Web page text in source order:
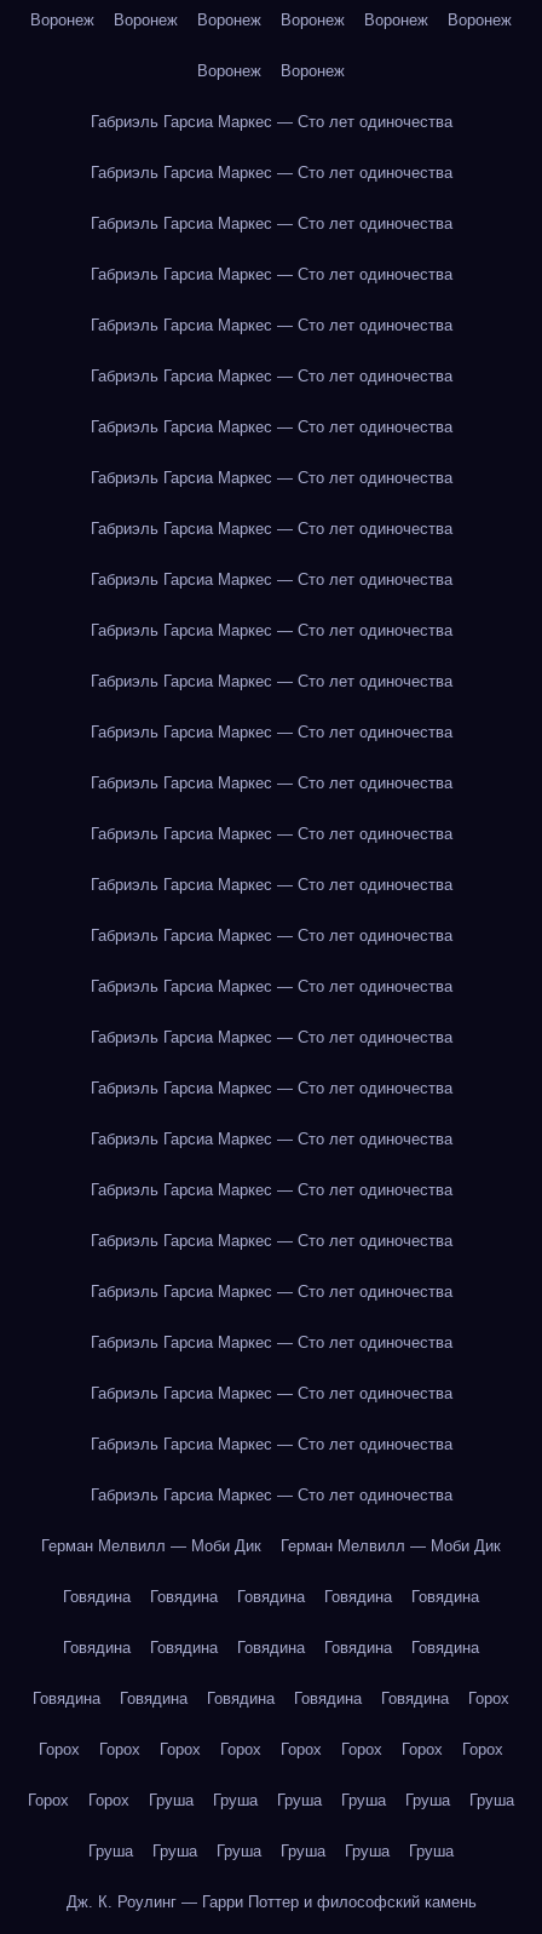
Воронеж Воронеж Воронеж Воронеж Воронеж Воронеж
Воронеж Воронеж
Габриэль Гарсиа Маркес — Сто лет одиночества
Габриэль Гарсиа Маркес — Сто лет одиночества
Габриэль Гарсиа Маркес — Сто лет одиночества
Габриэль Гарсиа Маркес — Сто лет одиночества
Габриэль Гарсиа Маркес — Сто лет одиночества
Габриэль Гарсиа Маркес — Сто лет одиночества
Габриэль Гарсиа Маркес — Сто лет одиночества
Габриэль Гарсиа Маркес — Сто лет одиночества
Габриэль Гарсиа Маркес — Сто лет одиночества
Габриэль Гарсиа Маркес — Сто лет одиночества
Габриэль Гарсиа Маркес — Сто лет одиночества
Габриэль Гарсиа Маркес — Сто лет одиночества
Габриэль Гарсиа Маркес — Сто лет одиночества
Габриэль Гарсиа Маркес — Сто лет одиночества
Габриэль Гарсиа Маркес — Сто лет одиночества
Габриэль Гарсиа Маркес — Сто лет одиночества
Габриэль Гарсиа Маркес — Сто лет одиночества
Габриэль Гарсиа Маркес — Сто лет одиночества
Габриэль Гарсиа Маркес — Сто лет одиночества
Габриэль Гарсиа Маркес — Сто лет одиночества
Габриэль Гарсиа Маркес — Сто лет одиночества
Габриэль Гарсиа Маркес — Сто лет одиночества
Габриэль Гарсиа Маркес — Сто лет одиночества
Габриэль Гарсиа Маркес — Сто лет одиночества
Габриэль Гарсиа Маркес — Сто лет одиночества
Габриэль Гарсиа Маркес — Сто лет одиночества
Габриэль Гарсиа Маркес — Сто лет одиночества
Габриэль Гарсиа Маркес — Сто лет одиночества
Герман Мелвилл — Моби Дик Герман Мелвилл — Моби Дик
Говядина Говядина Говядина Говядина Говядина
Говядина Говядина Говядина Говядина Говядина
Говядина Говядина Говядина Говядина Говядина Горох
Горох Горох Горох Горох Горох Горох Горох Горох
Горох Горох Груша Груша Груша Груша Груша Груша
Груша Груша Груша Груша Груша Груша
Дж. К. Роулинг — Гарри Поттер и философский камень